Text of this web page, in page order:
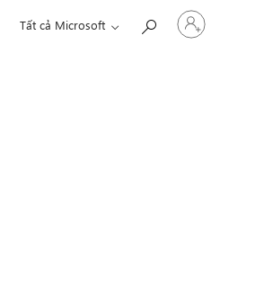
Tất cả Microsoft
Đăng
nhập